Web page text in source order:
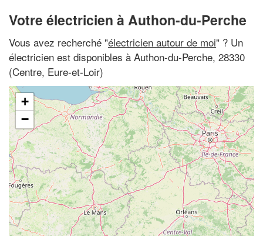
Votre électricien à Authon-du-Perche
Vous avez recherché "électricien autour de moi" ? Un
électricien est disponibles à Authon-du-Perche, 28330
(Centre, Eure-et-Loir)
+
−